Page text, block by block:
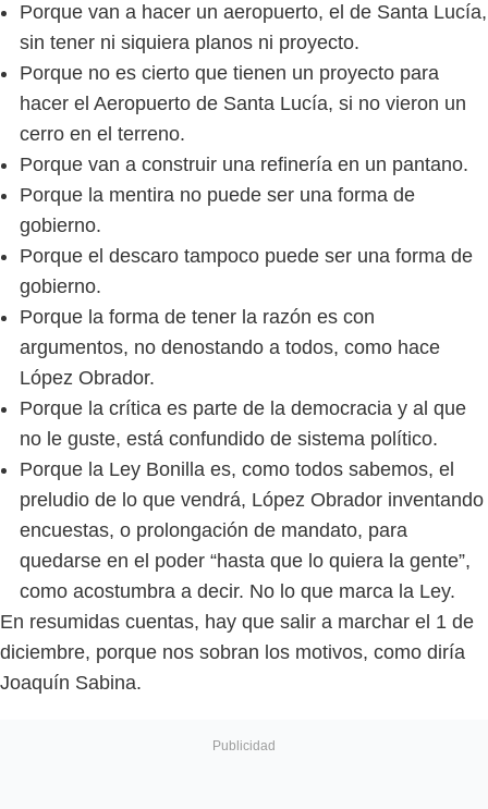
Porque van a hacer un aeropuerto, el de Santa Lucía,
sin tener ni siquiera planos ni proyecto.
Porque no es cierto que tienen un proyecto para
hacer el Aeropuerto de Santa Lucía, si no vieron un
cerro en el terreno.
Porque van a construir una refinería en un pantano.
Porque la mentira no puede ser una forma de
gobierno.
Porque el descaro tampoco puede ser una forma de
gobierno.
Porque la forma de tener la razón es con
argumentos, no denostando a todos, como hace
López Obrador.
Porque la crítica es parte de la democracia y al que
no le guste, está confundido de sistema político.
Porque la Ley Bonilla es, como todos sabemos, el
preludio de lo que vendrá, López Obrador inventando
encuestas, o prolongación de mandato, para
quedarse en el poder “hasta que lo quiera la gente”,
como acostumbra a decir. No lo que marca la Ley.
En resumidas cuentas, hay que salir a marchar el 1 de
diciembre, porque nos sobran los motivos, como diría
Joaquín Sabina.